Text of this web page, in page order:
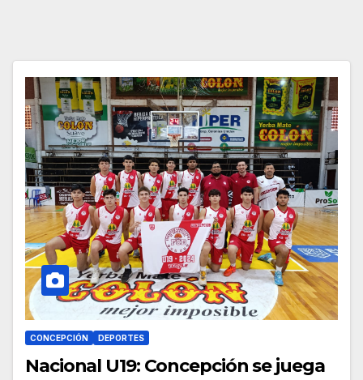
CONCEPCIÓN DEPORTES
Nacional U19: Concepción se juega